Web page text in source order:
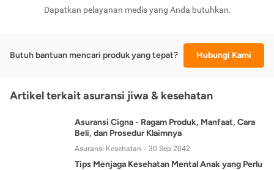
Dapatkan pelayanan medis yang Anda butuhkan.
Butuh bantuan mencari produk yang tepat? Hubungi Kami
Artikel terkait asuransi jiwa & kesehatan
Asuransi Cigna - Ragam Produk, Manfaat, Cara
Beli, dan Prosedur Klaimnya
Asuransi Kesehatan 30 Sep 2042
Tips Menjaga Kesehatan Mental Anak yang Perlu